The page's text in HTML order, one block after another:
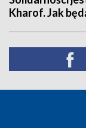
Kharof. Jak